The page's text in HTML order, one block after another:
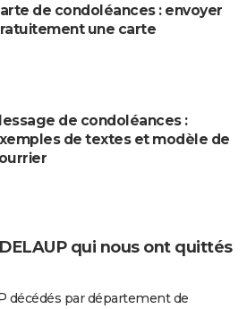
de condoléances : envoyer
une carte
de condoléances :
de textes et modèle de
qui nous ont quittés
décédés par département de